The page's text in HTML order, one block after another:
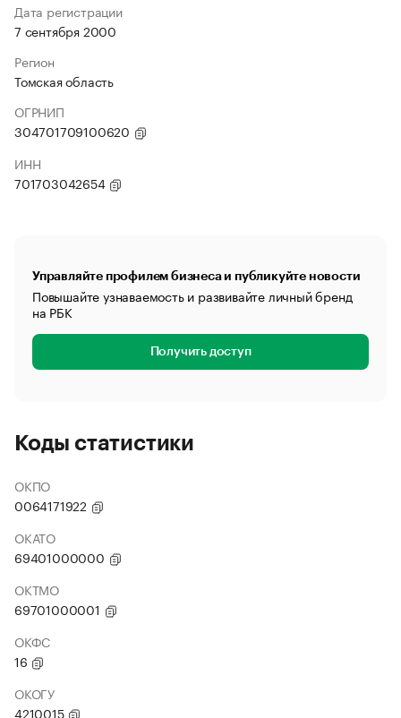
Дата регистрации
7 сентября 2000
Регион
Томская область
ОГРНИП
304701709100620
ИНН
701703042654
Управляйте профилем бизнеса и публикуйте новости
Повышайте узнаваемость и развивайте личный бренд
на РБК
Получить доступ
Коды статистики
ОКПО
0064171922
ОКАТО
69401000000
ОКТМО
69701000001
ОКФС
16
ОКОГУ
4210015